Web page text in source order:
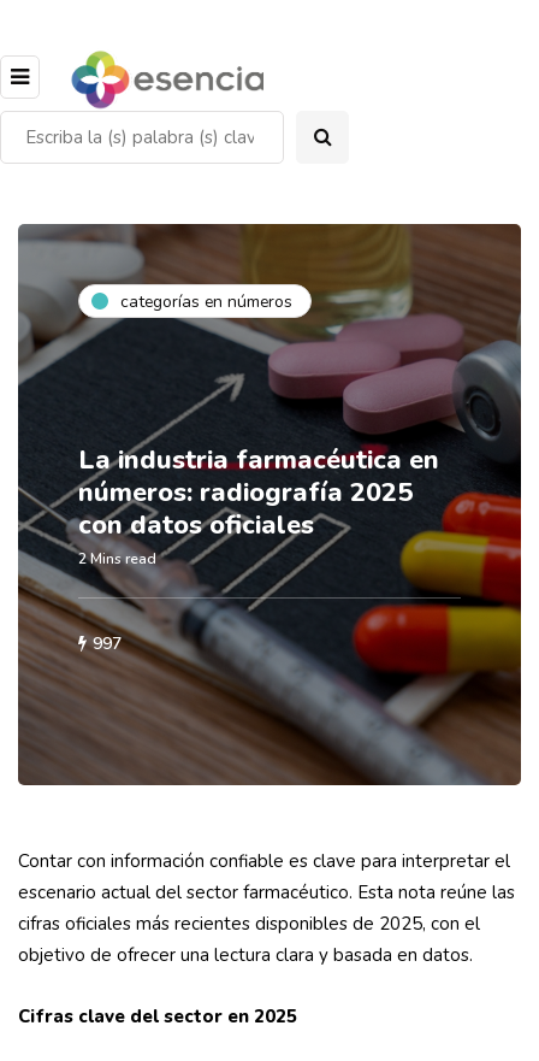
categorías en números
La industria farmacéutica en
números: radiografía 2025
con datos oficiales
2 Mins read
997
Contar con información confiable es clave para interpretar el
escenario actual del sector farmacéutico. Esta nota reúne las
cifras oficiales más recientes disponibles de 2025, con el
objetivo de ofrecer una lectura clara y basada en datos.
Cifras clave del sector en 2025